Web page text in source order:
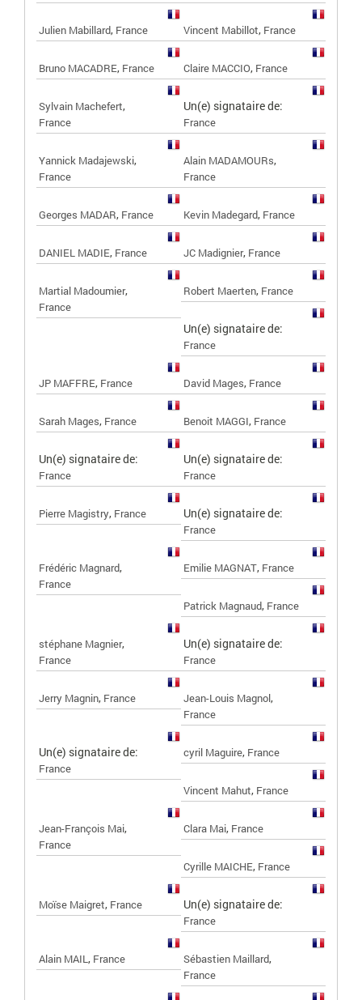
Julien Mabillard, France Vincent Mabillot, France
Bruno MACADRE, France Claire MACCIO, France
Sylvain Machefert,
France
Un(e) signataire de:
France
Yannick Madajewski,
France
Alain MADAMOURs,
France
Georges MADAR, France Kevin Madegard, France
DANIEL MADIE, France JC Madignier, France
Martial Madoumier,
France
Robert Maerten, France
Un(e) signataire de:
France
JP MAFFRE, France David Mages, France
Sarah Mages, France Benoit MAGGI, France
Un(e) signataire de:
France
Un(e) signataire de:
France
Pierre Magistry, France Un(e) signataire de:
France
Frédéric Magnard,
France
Emilie MAGNAT, France
Patrick Magnaud, France
stéphane Magnier,
France
Un(e) signataire de:
France
Jerry Magnin, France Jean-Louis Magnol,
France
Un(e) signataire de:
France
cyril Maguire, France
Vincent Mahut, France
Jean-François Mai,
France
Clara Mai, France
Cyrille MAICHE, France
Moïse Maigret, France Un(e) signataire de:
France
Alain MAIL , France Sébastien Maillard,
France